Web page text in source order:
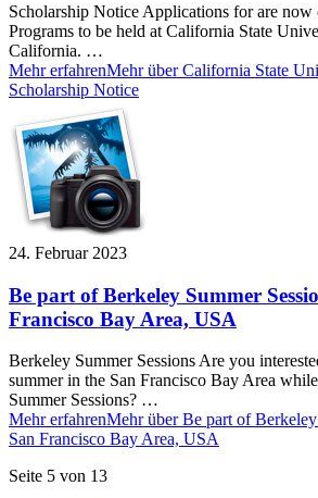
Scholarship Notice Applications for are now
Programs to be held at California State
California. …
Mehr erfahrenMehr über California State
Scholarship Notice
24. Februar 2023
Be part of Berkeley Summer
Francisco Bay Area, USA
Berkeley Summer Sessions Are you
summer in the San Francisco Bay Area
Summer Sessions? …
Mehr erfahrenMehr über Be part of
San Francisco Bay Area, USA
Seite 5 von 13